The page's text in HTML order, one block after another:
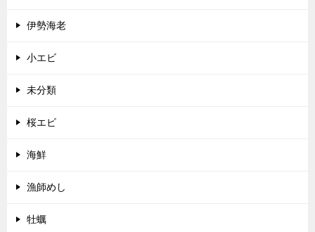
伊勢海老
小エビ
未分類
桜エビ
海鮮
漁師めし
牡蠣